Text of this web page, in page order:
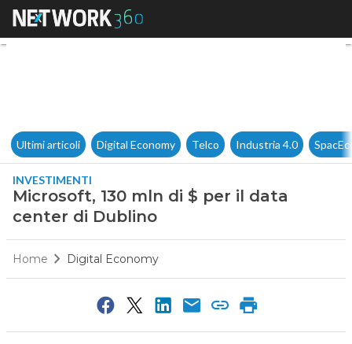
Microsoft, 130 mln di $ per il
Ultimi articoli Digital Economy Telco Industria 4.0
INVESTIMENTI
Microsoft, 130 mln di $ per il data
center di Dublino
Home Digital Economy